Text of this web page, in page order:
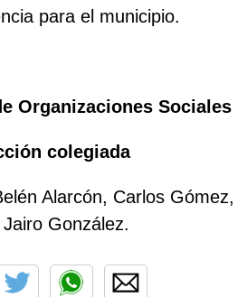
para el municipio.
Organizaciones Sociales
colegiada
Alarcón, Carlos Gómez,
González.